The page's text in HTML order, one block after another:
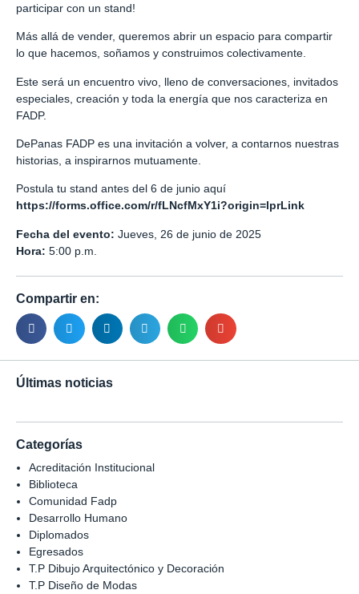
participar con un stand!
Más allá de vender, queremos abrir un espacio para compartir
lo que hacemos, soñamos y construimos colectivamente.
Este será un encuentro vivo, lleno de conversaciones, invitados
especiales, creación y toda la energía que nos caracteriza en
FADP.
DePanas FADP es una invitación a volver, a contarnos nuestras
historias, a inspirarnos mutuamente.
Postula tu stand antes del 6 de junio aquí
https://forms.office.com/r/fLNcfMxY1i?origin=lprLink
Fecha del evento: Jueves, 26 de junio de 2025
Hora: 5:00 p.m.
Compartir en:
Últimas noticias
Categorías
Acreditación Institucional
Biblioteca
Comunidad Fadp
Desarrollo Humano
Diplomados
Egresados
T.P Dibujo Arquitectónico y Decoración
T.P Diseño de Modas